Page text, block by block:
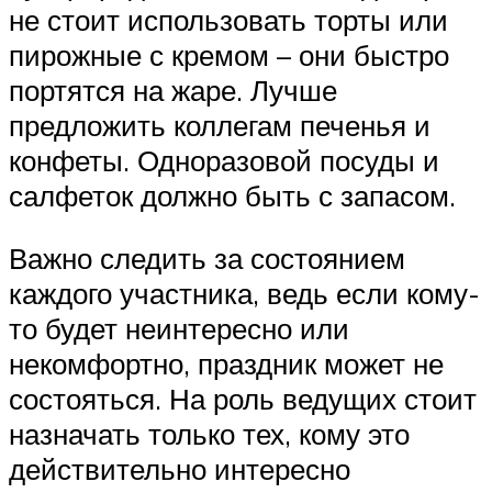
не стоит использовать торты или
пирожные с кремом – они быстро
портятся на жаре. Лучше
предложить коллегам печенья и
конфеты. Одноразовой посуды и
салфеток должно быть с запасом.
Важно следить за состоянием
каждого участника, ведь если кому-
то будет неинтересно или
некомфортно, праздник может не
состояться. На роль ведущих стоит
назначать только тех, кому это
действительно интересно